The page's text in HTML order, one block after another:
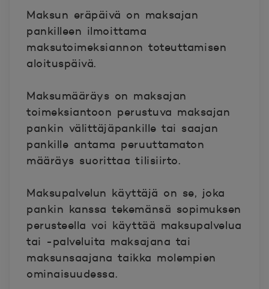
Maksun eräpäivä on maksajan
pankilleen ilmoittama
maksutoimeksiannon toteuttamisen
aloituspäivä.
Maksumääräys on maksajan
toimeksiantoon perustuva maksajan
pankin välittäjäpankille tai saajan
pankille antama peruuttamaton
määräys suorittaa tilisiirto.
Maksupalvelun käyttäjä on se, joka
pankin kanssa tekemänsä sopimuksen
perusteella voi käyttää maksupalvelua
tai -palveluita maksajana tai
maksunsaajana taikka molempien
ominaisuudessa.